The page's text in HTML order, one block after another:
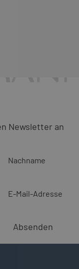
Newsletter an
Nachname
E-Mail-Adresse
Absenden